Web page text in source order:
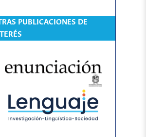
PUBLICACIONES DE